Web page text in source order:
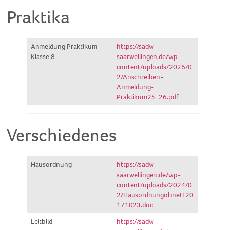
Praktika
Anmeldung Praktikum
Klasse 8
https://sadw-
saarwellingen.de/wp-
content/uploads/2026/0
2/Anschreiben-
Anmeldung-
Praktikum25_26.pdf
Verschiedenes
Hausordnung
https://sadw-
saarwellingen.de/wp-
content/uploads/2024/0
2/HausordnungohneIT20
171023.doc
Leitbild
https://sadw-